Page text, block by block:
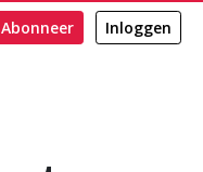
Abonneer Inloggen